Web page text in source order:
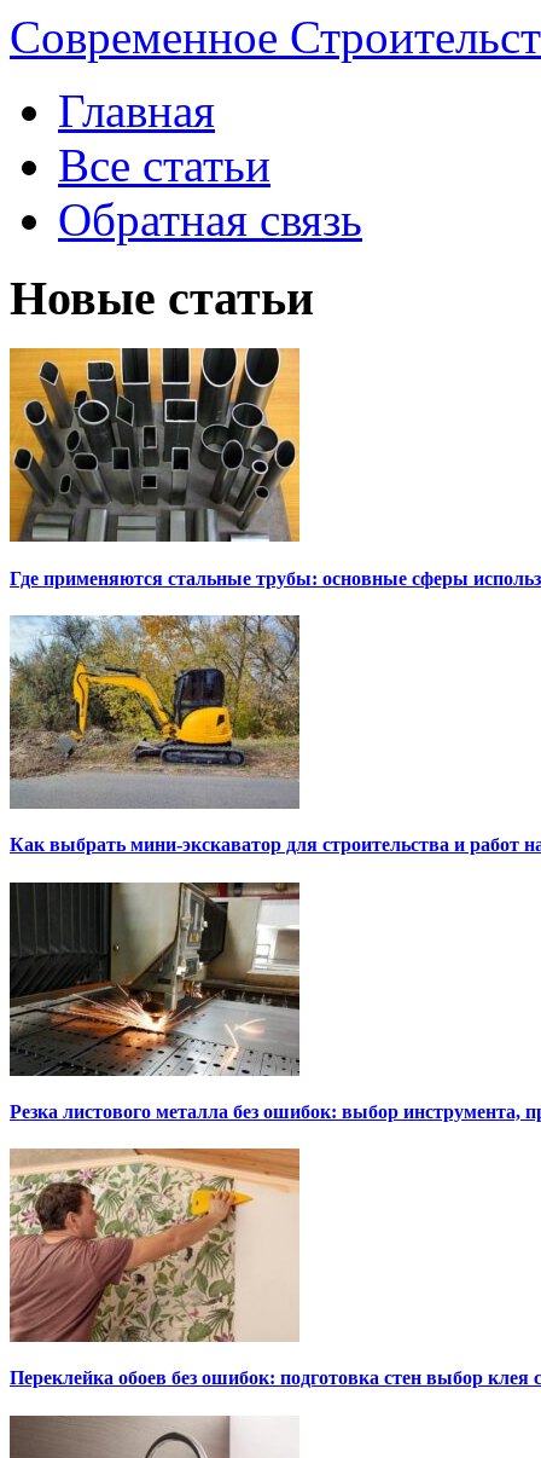
Современное
Главная
Все статьи
Обратная связь
Новые статьи
Где применяются стальные трубы: основные сферы
Как выбрать мини-экскаватор для строительства и работ
Резка листового металла без ошибок: выбор инструмента,
Переклейка обоев без ошибок: подготовка стен выбор клея